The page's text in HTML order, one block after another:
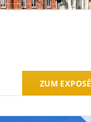
ZUM EXPOSÉ